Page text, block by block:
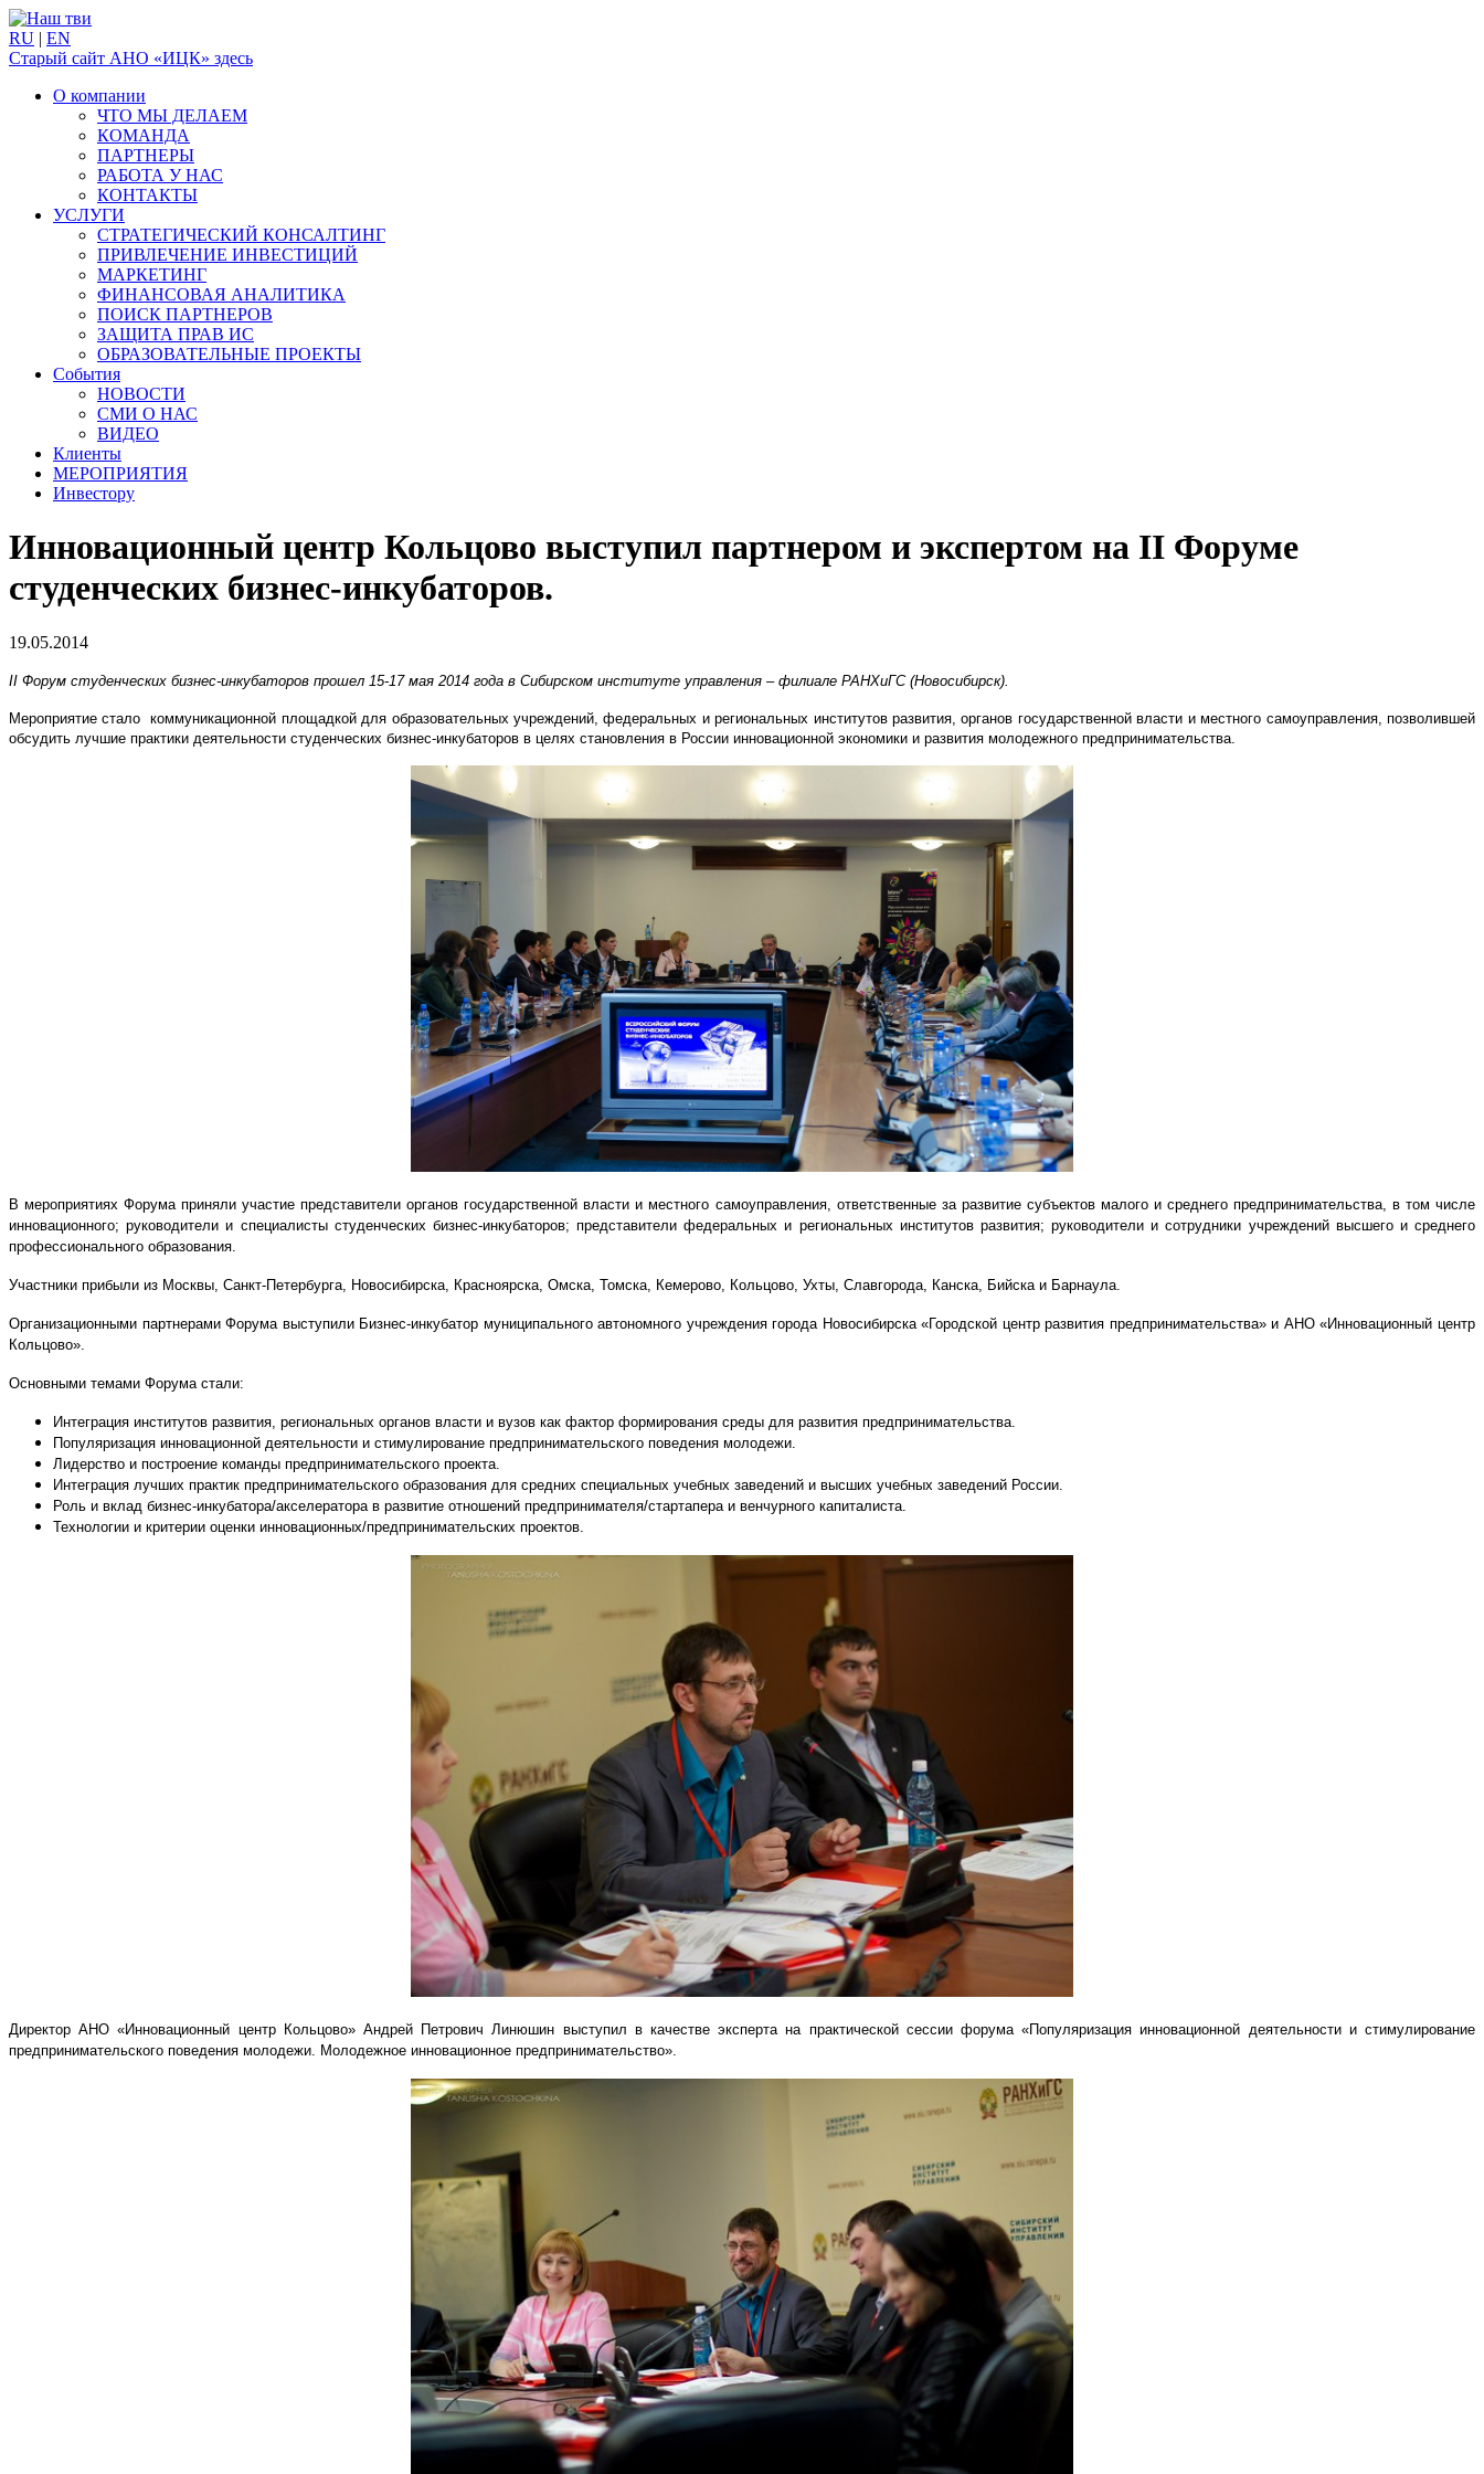
RU | EN
Старый сайт АНО «ИЦК» здесь
О компании
ЧТО МЫ ДЕЛАЕМ
КОМАНДА
ПАРТНЕРЫ
РАБОТА У НАС
КОНТАКТЫ
УСЛУГИ
СТРАТЕГИЧЕСКИЙ КОНСАЛТИНГ
ПРИВЛЕЧЕНИЕ ИНВЕСТИЦИЙ
МАРКЕТИНГ
ФИНАНСОВАЯ АНАЛИТИКА
ПОИСК ПАРТНЕРОВ
ЗАЩИТА ПРАВ ИС
ОБРАЗОВАТЕЛЬНЫЕ ПРОЕКТЫ
События
НОВОСТИ
СМИ О НАС
ВИДЕО
Клиенты
МЕРОПРИЯТИЯ
Инвестору
Инновационный центр Кольцово выступил партнером и экспертом на II Форуме
студенческих бизнес-инкубаторов.
19.05.2014
II Форум студенческих бизнес-инкубаторов прошел 15-17 мая 2014 года в Сибирском институте управления – филиале РАНХиГС (Новосибирск).
Мероприятие стало коммуникационной площадкой для образовательных учреждений, федеральных и региональных институтов развития, органов государственной власти и местного самоуправления, позволившей
обсудить лучшие практики деятельности студенческих бизнес-инкубаторов в целях становления в России инновационной экономики и развития молодежного предпринимательства.
В мероприятиях Форума приняли участие представители органов государственной власти и местного самоуправления, ответственные за развитие субъектов малого и среднего предпринимательства, в том числе
инновационного; руководители и специалисты студенческих бизнес-инкубаторов; представители федеральных и региональных институтов развития; руководители и сотрудники учреждений высшего и среднего
профессионального образования.
Участники прибыли из Москвы, Санкт-Петербурга, Новосибирска, Красноярска, Омска, Томска, Кемерово, Кольцово, Ухты, Славгорода, Канска, Бийска и Барнаула.
Организационными партнерами Форума выступили Бизнес-инкубатор муниципального автономного учреждения города Новосибирска «Городской центр развития предпринимательства» и АНО «Инновационный центр
Кольцово».
Основными темами Форума стали:
Интеграция институтов развития, региональных органов власти и вузов как фактор формирования среды для развития предпринимательства.
Популяризация инновационной деятельности и стимулирование предпринимательского поведения молодежи.
Лидерство и построение команды предпринимательского проекта.
Интеграция лучших практик предпринимательского образования для средних специальных учебных заведений и высших учебных заведений России.
Роль и вклад бизнес-инкубатора/акселератора в развитие отношений предпринимателя/стартапера и венчурного капиталиста.
Технологии и критерии оценки инновационных/предпринимательских проектов.
Директор АНО «Инновационный центр Кольцово» Андрей Петрович Линюшин выступил в качестве эксперта на практической сессии форума «Популяризация инновационной деятельности и стимулирование
предпринимательского поведения молодежи. Молодежное инновационное предпринимательство».